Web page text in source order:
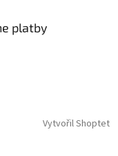
platby
Vytvořil Shoptet